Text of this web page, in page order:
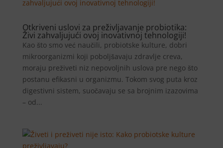
Otkriveni uslovi za preživljavanje probiotika:
Živi zahvaljujući ovoj inovativnoj tehnologiji!
Kao što smo već naučili, probiotske kulture, dobri
mikroorganizmi koji poboljšavaju zdravlje creva,
moraju preživeti niz nepovoljnih uslova pre nego što
postanu efikasni u organizmu. Tokom svog puta kroz
digestivni sistem, suočavaju se sa brojnim izazovima
– od...